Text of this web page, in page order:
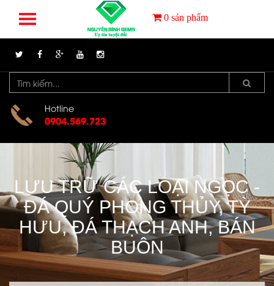
0 sản phẩm
Hotline
0904.569.723
LƯU TRỮ CÁC LOẠI NGỌC -
ĐÁ QUÝ PHONG THỦY, TỲ
HƯU, ĐÁ THẠCH ANH, BÁN
BUÔN